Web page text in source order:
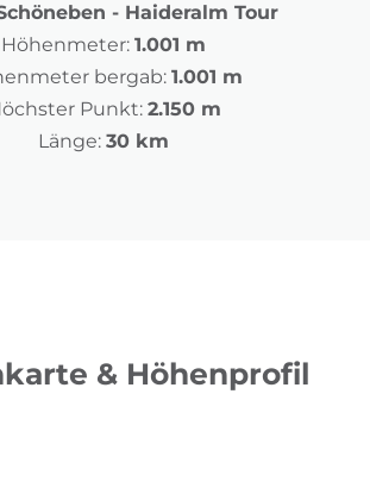
- Haideralm Tour
Höhenmeter: 1.001 m
bergab: 1.001 m
Punkt: 2.150 m
Länge: 30 km
& Höhenprofil